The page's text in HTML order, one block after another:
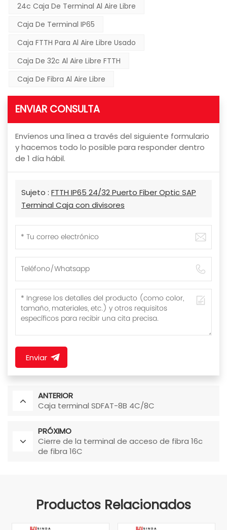
24c Caja De Terminal Al Aire Libre
Caja De Terminal IP65
Caja FTTH Para Al Aire Libre Usado
Caja De 32c Al Aire Libre FTTH
Caja De Fibra Al Aire Libre
ENVIAR CONSULTA
Envíenos una línea a través del siguiente formulario
y hacemos todo lo posible para responder dentro
de 1 día hábil.
Sujeto : FTTH IP65 24/32 Puerto Fiber Optic SAP
Terminal Caja con divisores
Enviar
ANTERIOR
Caja terminal SDFAT-8B 4C/8C
PRÓXIMO
Cierre de la terminal de acceso de fibra 16c
de fibra 16C
Productos Relacionados